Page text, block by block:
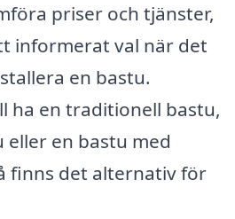
priser och tjänster,
informerat val när det
en bastu.
ha en traditionell bastu,
en bastu med
finns det alternativ för